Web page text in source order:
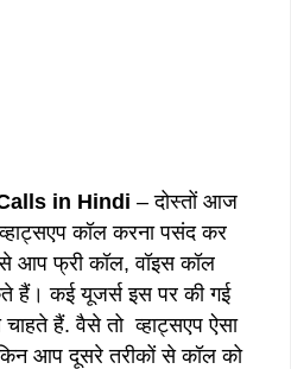
in Hindi – दोस्तों आज
कॉल करना पसंद कर
आप फ्री कॉल, वॉइस कॉल
हैं। कई यूजर्स इस पर की गई
चाहते हैं. वैसे तो व्हाट्सएप ऐसा
आप दूसरे तरीकों से कॉल को